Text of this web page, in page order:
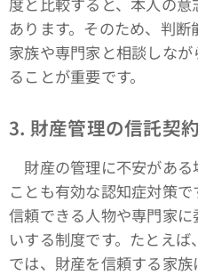
あります。そのため、判断
家族や専門家と相談しな
ることが重要です。
3. 財産管理の信託契約
財産の管理に不安がある
ことも有効な認知症対策
信頼できる人物や専門家
いする制度です。たとえ
では、財産を信頼する家